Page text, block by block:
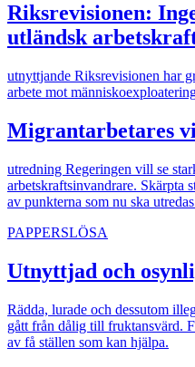
Riksrevisionen:
utländsk
utnyttjande Riksrevisionen har
arbete mot
Migrantarbetares
utredning Regeringen vill se
arbetskraftsinvandrare. Skärpta
av punkterna som nu ska
PAPPERSLÖSA
Utnyttjad och
Rädda, lurade och dessutom
gått från dålig till fruktansvärd.
av få ställen som kan hjälpa.